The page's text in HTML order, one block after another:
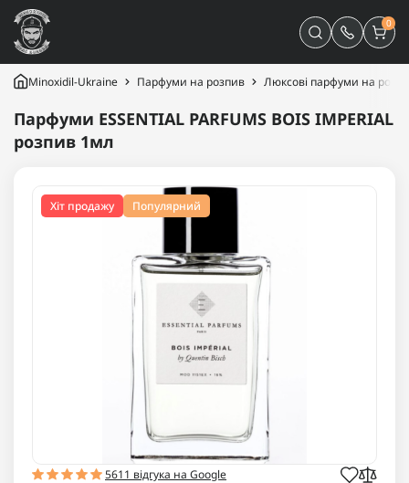
0
Minoxidil-Ukraine Парфуми на розпив Люксові парфуми на
Парфуми ESSENTIAL PARFUMS BOIS IMPERIAL
розпив 1мл
Хіт продажу Популярний
5611 відгука на Google